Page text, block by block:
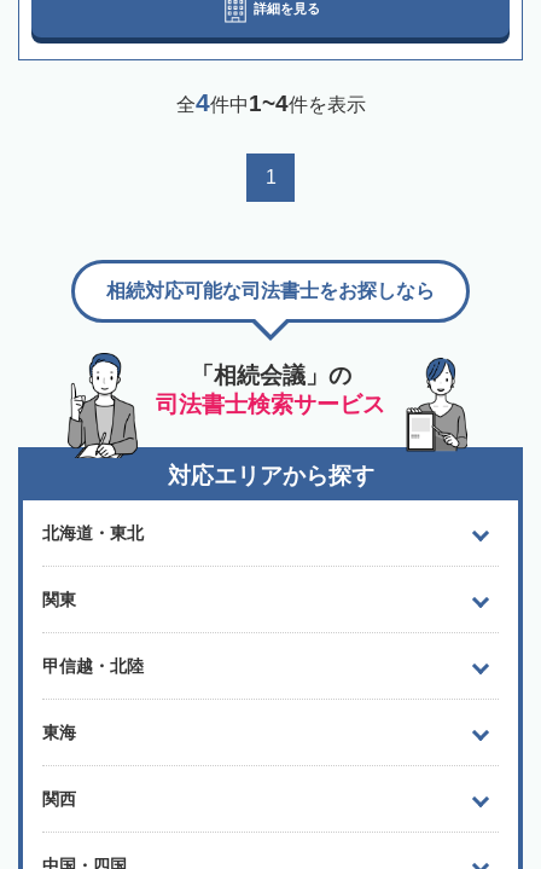
詳細を見る
全4件中1~4件を表示
1
「相続会議」の
司法書士検索サービス
相続対応可能な司法書士をお探しなら
対応エリアから探す
北海道・東北
関東
甲信越・北陸
東海
関西